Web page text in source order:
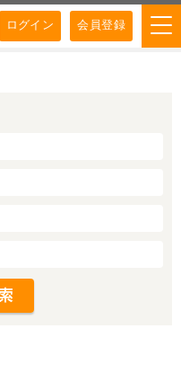
ログイン 会員登録